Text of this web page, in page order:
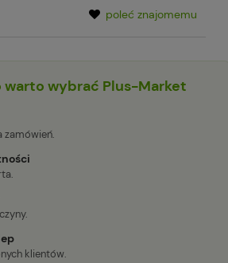
poleć znajomemu
warto wybrać Plus-Market
zamówień.
klientów.